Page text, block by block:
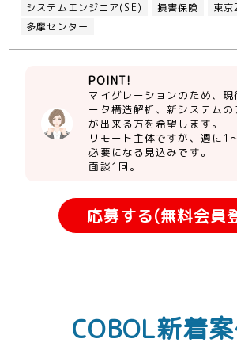
システムエンジニア(SE) 損害保険
東京
多摩センター
POINT!
マイグレーションのため、現
ータ構造解析、新システムの
が出来る方を希望します。
リモート主体ですが、週に1
必要になる見込みです。
面談1回。
応募する(無料会員
COBOL新着